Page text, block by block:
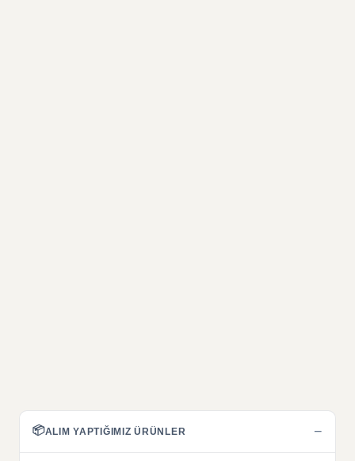
📦ALIM YAPTIĞIMIZ ÜRÜNLER −